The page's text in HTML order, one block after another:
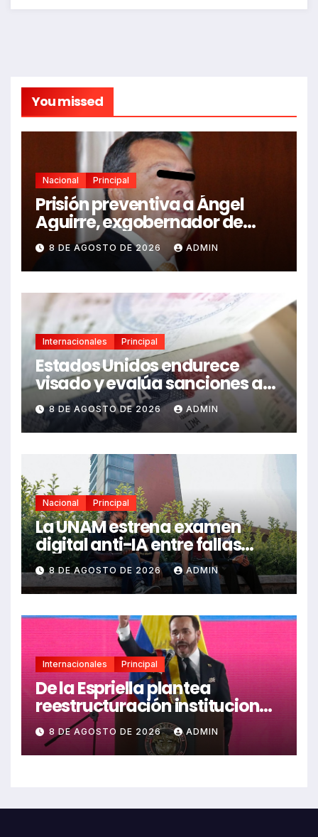
You missed
Nacional Principal
Prisión preventiva a Ángel
Aguirre, exgobernador de
Guerrero, por caso Ayotzinapa
8 DE AGOSTO DE 2026 ADMIN
Internacionales Principal
Estados Unidos endurece
visado y evalúa sanciones a
funcionarios de México
8 DE AGOSTO DE 2026 ADMIN
Nacional Principal
La UNAM estrena examen
digital anti-IA entre fallas
técnicas y angustia
estudiantil
8 DE AGOSTO DE 2026 ADMIN
Internacionales Principal
De la Espriella plantea
reestructuración institucional
en Colombia enfocada en
valores
8 DE AGOSTO DE 2026 ADMIN